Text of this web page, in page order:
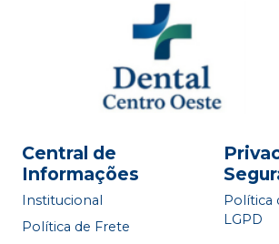
Central de
Informações
Institucional
Política de Frete
Política
LGPD